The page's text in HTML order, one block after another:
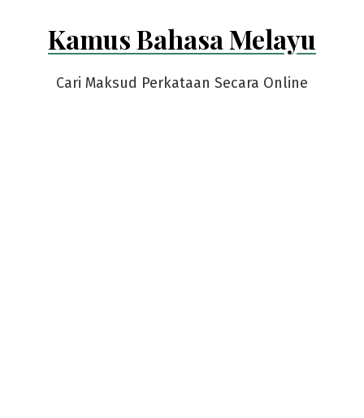
Kamus Bahasa Melayu
Cari Maksud Perkataan Secara Online